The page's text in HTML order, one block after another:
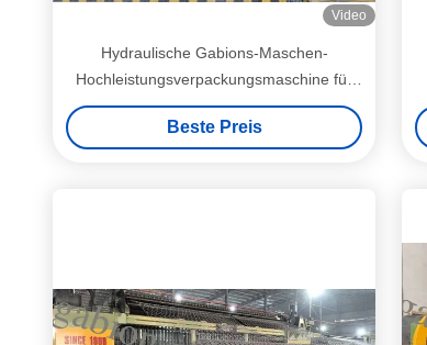
Video
Hydraulische Gabions-Maschen-
Hochleistungsverpackungsmaschine für
das Drücken von Gabions-Kasten
Beste Preis